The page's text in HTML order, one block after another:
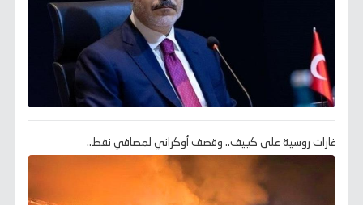
غارات روسية على كييف.. وقصف أوكراني لمصافي نفط..